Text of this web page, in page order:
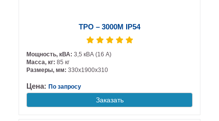
ТРО – 3000М IP54
Мощность, кВА: 3,5 кВА (16 А)
Масса, кг: 85 кг
Размеры, мм: 330х1900х310
Цена: По запросу
Заказать